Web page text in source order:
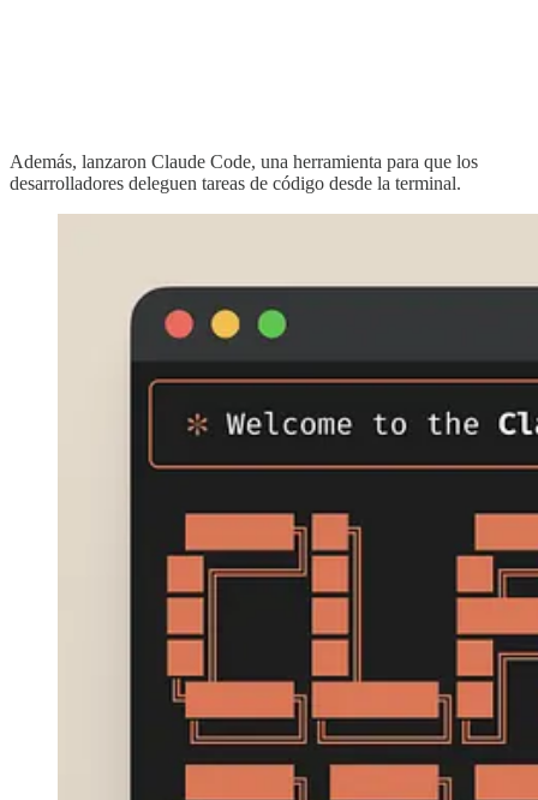
Además, lanzaron Claude Code, una herramienta para que los
desarrolladores deleguen tareas de código desde la terminal.